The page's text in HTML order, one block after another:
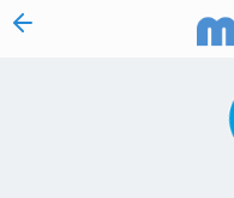
vai al contenuto